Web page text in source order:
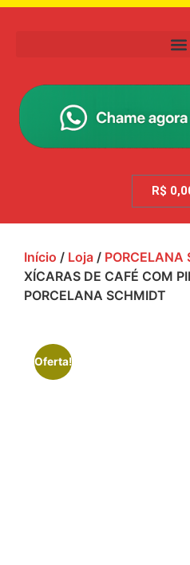
R$
Início / Loja / PORCELANA
XÍCARAS DE CAFÉ COM
PORCELANA SCHMIDT
Oferta!